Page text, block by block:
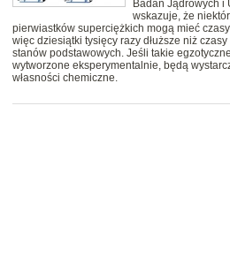
Badań Jądrowych i
wskazuje, że
pierwiastków superciężkich mogą mieć
więc dziesiątki tysięcy razy dłuższe niż
stanów podstawowych. Jeśli takie
wytworzone eksperymentalnie, będą
własności chemiczne.